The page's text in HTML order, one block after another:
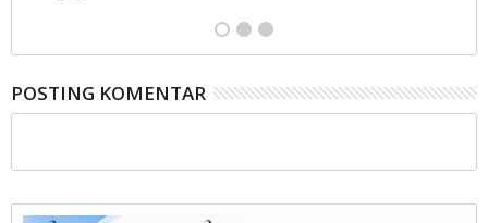
POSTING KOMENTAR